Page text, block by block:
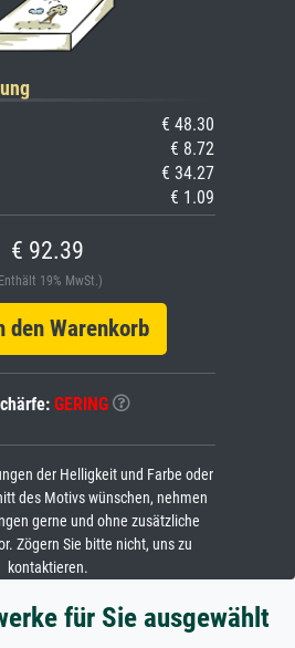
€ 48.30
€ 8.72
€ 34.27
€ 1.09
€ 92.39
19% MwSt.)
Warenkorb
GERING
der Helligkeit und Farbe oder
des Motivs wünschen, nehmen
gerne und ohne zusätzliche
Zögern Sie bitte nicht, uns zu
kontaktieren.
für Sie ausgewählt